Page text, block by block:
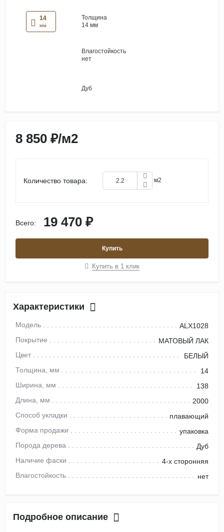
14
мм
Толщина
14 мм
Влагостойкость
нет
Дуб
8 850 ₽/м2
Количество товара: м2
Всего: 19 470 ₽
Купить
Купить в 1 клик
Характеристики
Модель
ALX1028
Покрытие
МАТОВЫЙ ЛАК
Цвет
БЕЛЫЙ
Толщина, мм
14
Ширина, мм
138
Длина, мм
2000
Способ укладки
плавающий
Форма продажи
упаковка
Порода дерева
Дуб
Наличие фаски
4-х сторонняя
Влагостойкость
нет
Подробное описание